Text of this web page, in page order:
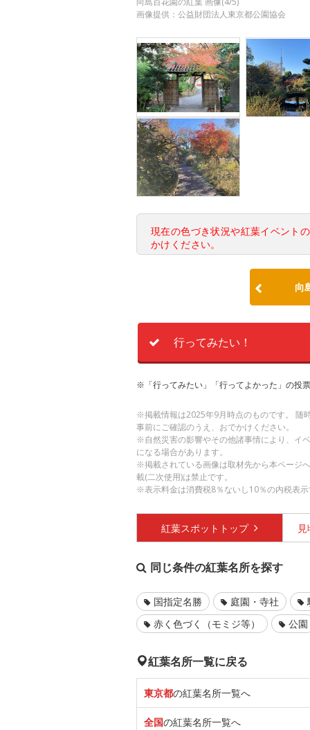
画像提供：公益財団法人東京都公園協会
現在の色づき状況や紅葉イベント
かけください。
向
行ってみたい！
※「行ってみたい」「行ってよかった」の投
※掲載情報は2025年9月時点のものです。 随
事前にご確認のうえ、おでかけください。
※自然災害の影響やその他諸事情により、イ
になる場合があります。
※掲載されている画像は取材先から本ページ
載(二次使用)は禁止です。
※表示料金は消費税8％ないし10％の内税表
紅葉スポット トップ
同じ条件の紅葉名所を探す
国指定名勝 庭園・寺社
赤く色づく（モミジ等）
公園
紅葉名所一覧に戻る
東京都の紅葉名所一覧へ
全国の紅葉名所一覧へ